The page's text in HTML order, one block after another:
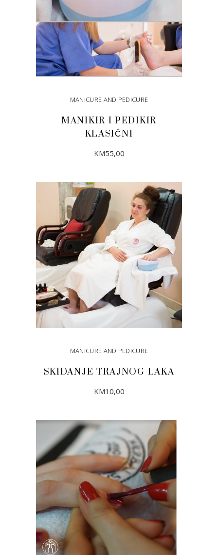
MANICURE AND PEDICURE
MANIKIR I PEDIKIR
KLASIČNI
KM55,00
DODAJ U KORPU
MANICURE AND PEDICURE
SKIDANJE TRAJNOG LAKA
KM10,00
DODAJ U KORPU